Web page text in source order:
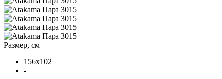
Размер, см
156x102
-